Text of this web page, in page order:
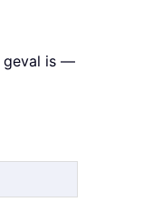
geval is —